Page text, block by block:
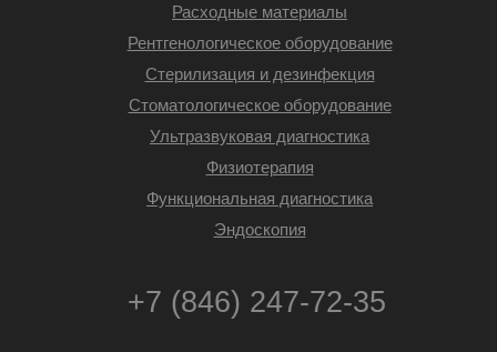
Расходные материалы
Рентгенологическое оборудование
Стерилизация и дезинфекция
Стоматологическое оборудование
Ультразвуковая диагностика
Физиотерапия
Функциональная диагностика
Эндоскопия
+7 (846) 247-72-35